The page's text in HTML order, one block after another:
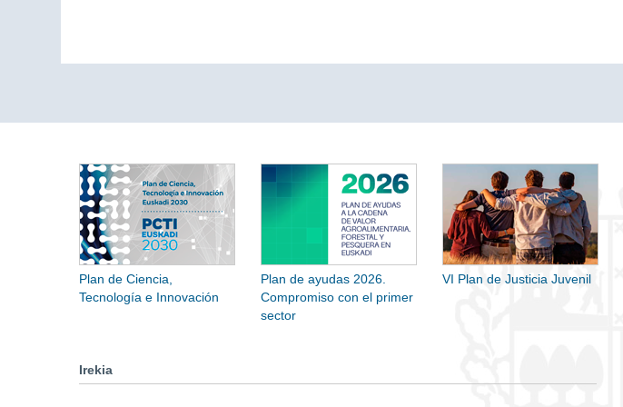
Plan de Ciencia,
Tecnología e Innovación
Plan de ayudas 2026.
Compromiso con el primer
sector
VI Plan de Justicia Juvenil
Irekia